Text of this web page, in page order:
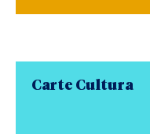
Carte Cultura